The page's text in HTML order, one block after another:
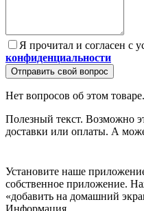
Я прочитал и согласен с
конфиденциальности
Отправить свой вопрос
Нет вопросов об этом товаре.
Полезный текст. Возможно
доставки или оплаты. А
Установите наше
собственное приложение.
«добавить на домашний
Информация